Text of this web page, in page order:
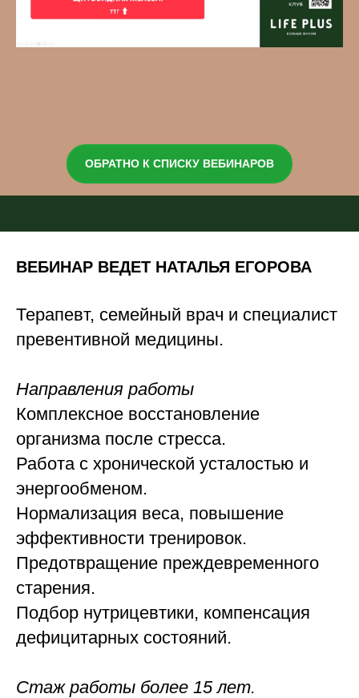
ОБРАТНО К СПИСКУ ВЕБИНАРОВ
ВЕБИНАР ВЕДЕТ НАТАЛЬЯ ЕГОРОВА
Терапевт, семейный врач и специалист
превентивной медицины.
Направления работы
Комплексное восстановление
организма после стресса.
Работа с хронической усталостью и
энергообменом.
Нормализация веса, повышение
эффективности тренировок.
Предотвращение преждевременного
старения.
Подбор нутрицевтики, компенсация
дефицитарных состояний.
Стаж работы более 15 лет.